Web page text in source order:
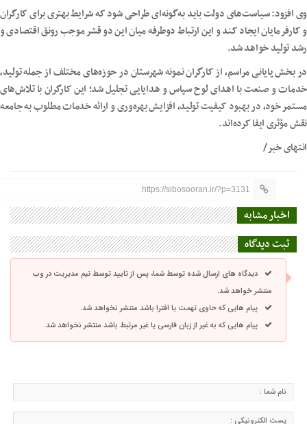
وی افزود: سیاست‌های دولت باید به‌گونه‌ای طراحی شود که شرایط بهتری برای کارگران
و کارفرمایان ایجاد کند و این ارتباط دوطرفه میان این دو قشر موجب رونق اقتصادی و
رشد تولید خواهد شد.
در بخش پایانی مراسم، از کارگران نمونه شهرستان در حوزه‌های مختلف از جمله تولید،
خدمات و صنعت با اهدای لوح سپاس و هدایایی تجلیل شد؛ این کارگران با تلاش‌های
مستمر خود، در بهبود کیفیت تولید، افزایش بهره‌وری و ارائه خدمات مطلوب به جامعه
نقش مؤثری ایفا کرده‌اند.
انتهای خبر/
https://sibosooran.ir/?p=3131
اخبار مشابه
ثبت دیدگاه
دیدگاه های ارسال شده توسط شما، پس از تایید توسط تیم مدیریت در وب
منتشر خواهد شد.
پیام هایی که حاوی تهمت یا افترا باشد منتشر نخواهد شد.
پیام هایی که به غیر از زبان فارسی یا غیر مرتبط باشد منتشر نخواهد شد.